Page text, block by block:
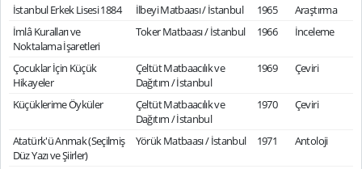
İstanbul Erkek Lisesi 1884 İlbeyi Matbaası / İstanbul 1965
Araştırma
İmlâ Kuralları ve
Noktalama İşaretleri
Toker Matbaası / İstanbul 1966 İnceleme
Çocuklar İçin Küçük
Hikayeler
Çeltüt Matbaacılık ve
Dağıtım / İstanbul
1969 Çeviri
Küçüklerime Öyküler
Çeltüt Matbaacılık ve
Dağıtım / İstanbul
1970 Çeviri
Atatürk'ü Anmak (Seçilmiş
Düz Yazı ve Şiirler)
Yörük Matbaası / İstanbul 1971 Antoloji